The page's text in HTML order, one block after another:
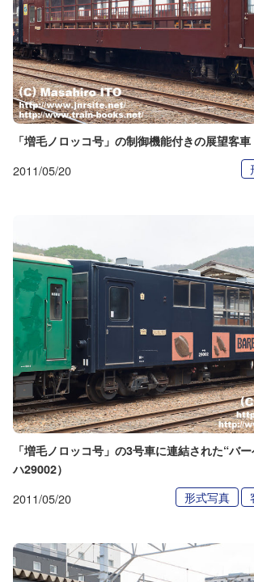
「増毛ノロッコ号」の制御機能付きの展望客車
2011/05/20
「増毛ノロッコ号」の3号車に連結された“バ
ハ29002）
2011/05/20 形式写真